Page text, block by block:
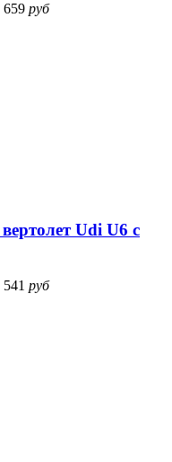
659 руб
Udi U6 с
541 руб